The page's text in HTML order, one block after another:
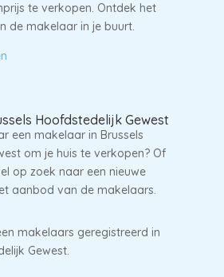
te verkopen. Ontdek het
de makelaar in je buurt.
Hoofdstedelijk Gewest
een makelaar in Brussels
om je huis te verkopen? Of
op zoek naar een nieuwe
aanbod van de makelaars.
makelaars geregistreerd in
Gewest.